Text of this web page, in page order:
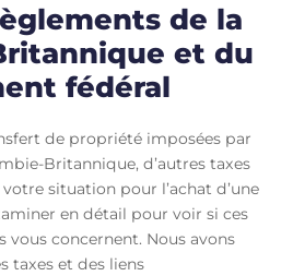
de la
et du
fédéral
de propriété imposées par
Britannique, d’autres taxes
situation pour l’achat d’une
en détail pour voir si ces
vous concernent. Nous avons
taxes et des liens